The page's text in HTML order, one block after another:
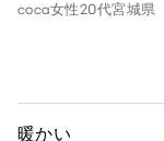
coca女性20代宮城県
暖かい